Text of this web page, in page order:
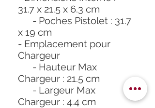
31.7 x 21.5 x 6.3 cm
- Poches Pistolet : 31.7
x 19 cm
- Emplacement pour
Chargeur
- Hauteur Max
Chargeur : 21.5 cm
- Largeur Max
Chargeur : 4.4 cm